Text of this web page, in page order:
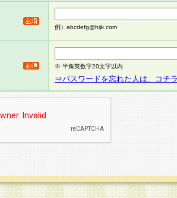
例）abcdefg@hijk.com
※ 半角英数字20文字以内
⇒パスワードを忘れた人は、コチ